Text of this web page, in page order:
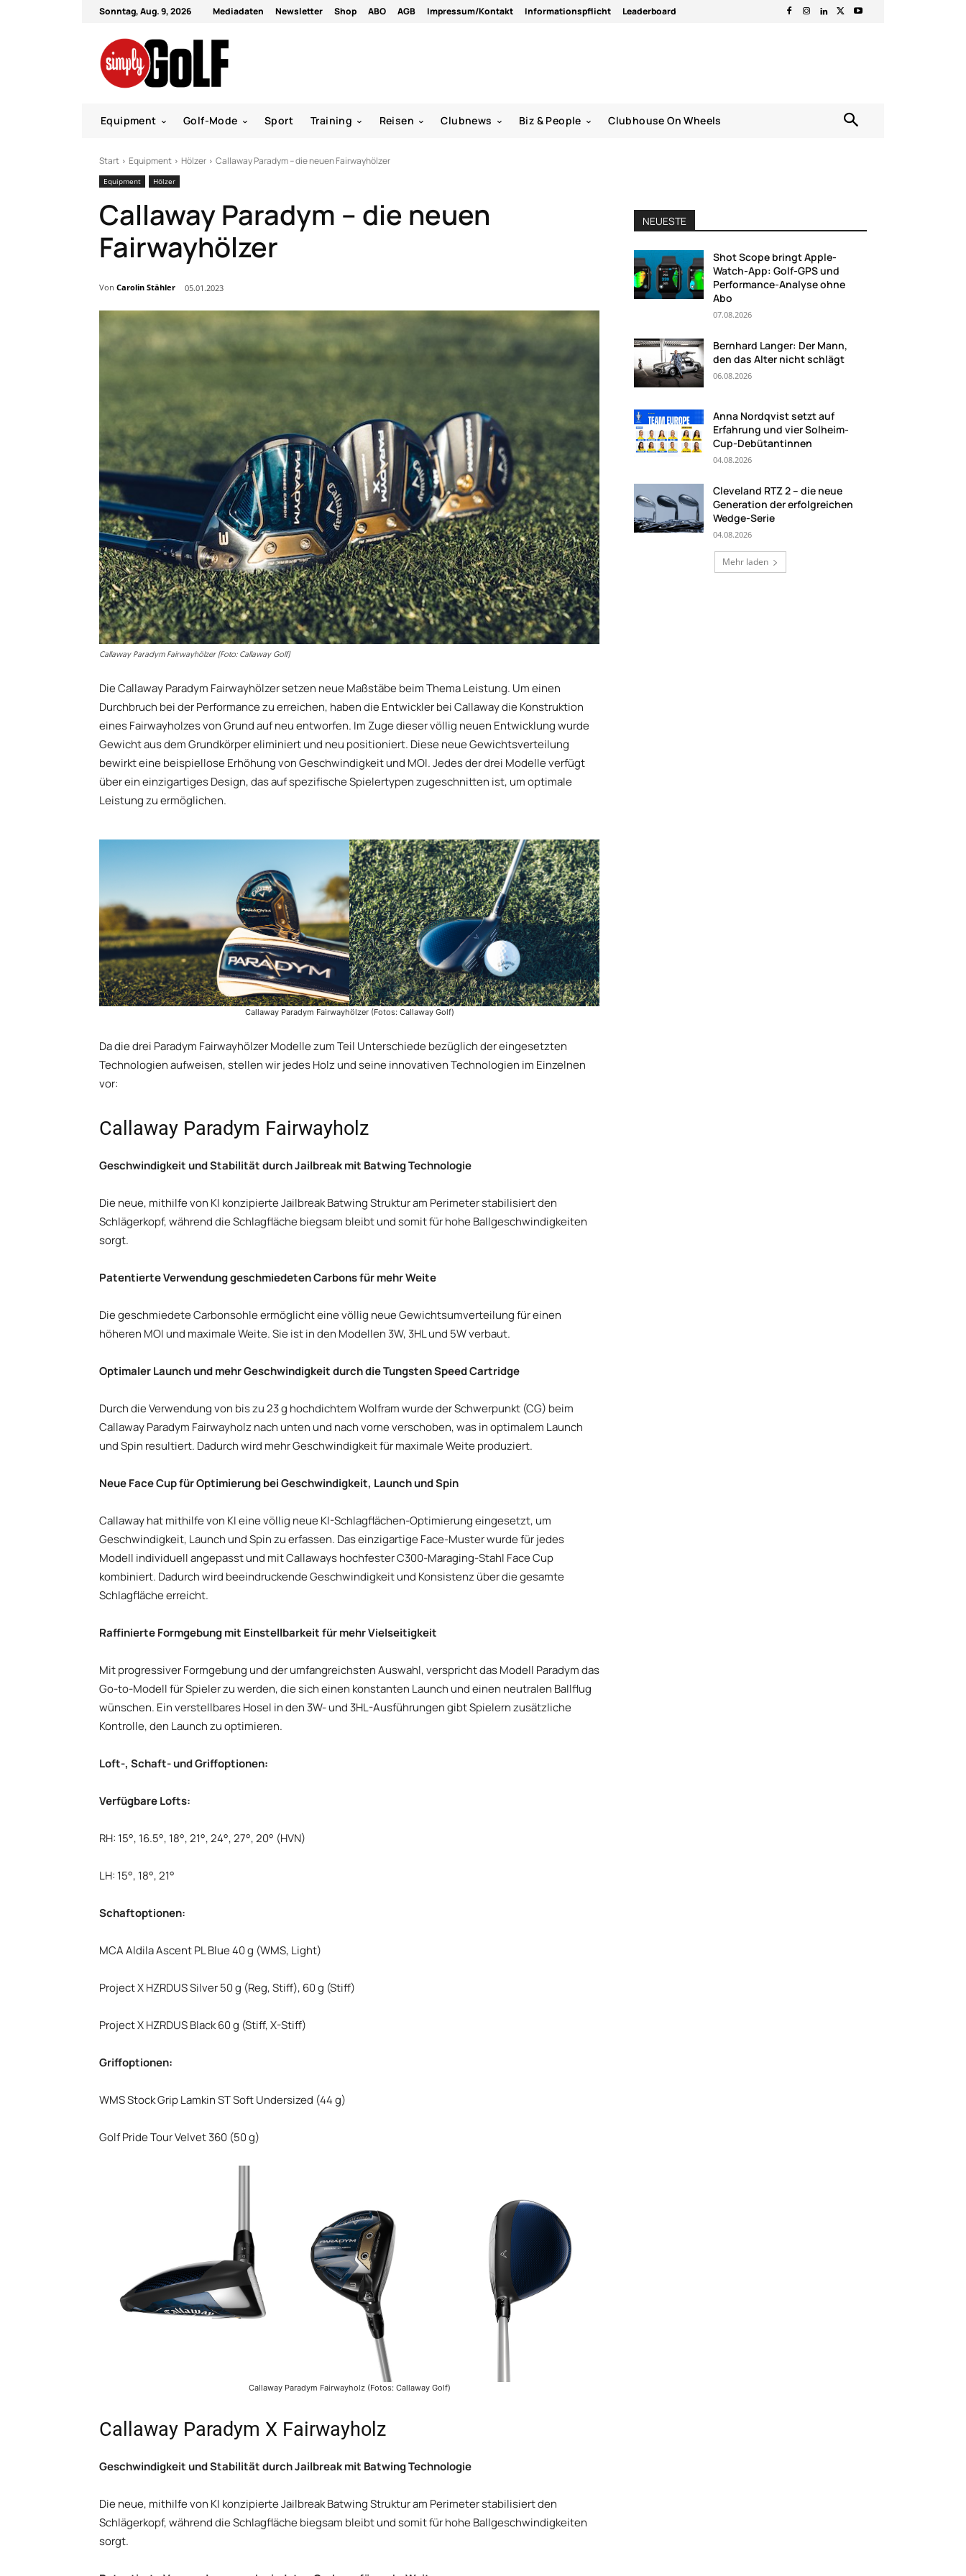
Sonntag, Aug. 9, 2026 Mediadaten Newsletter Shop ABO AGB Impressum/Kontakt Informationspflicht Leaderboard
Equipment Golf-Mode Sport Training Reisen Clubnews Biz & People Clubhouse On Wheels
Start Equipment Hölzer Callaway Paradym – die neuen Fairwayhölzer
Equipment Hölzer
Callaway Paradym – die neuen
Fairwayhölzer
Von Carolin Stähler 05.01.2023
Callaway Paradym Fairwayhölzer (Foto: Callaway Golf)
Die Callaway Paradym Fairwayhölzer setzen neue Maßstäbe beim Thema Leistung. Um einen
Durchbruch bei der Performance zu erreichen, haben die Entwickler bei Callaway die Konstruktion
eines Fairwayholzes von Grund auf neu entworfen. Im Zuge dieser völlig neuen Entwicklung wurde
Gewicht aus dem Grundkörper eliminiert und neu positioniert. Diese neue Gewichtsverteilung
bewirkt eine beispiellose Erhöhung von Geschwindigkeit und MOI. Jedes der drei Modelle verfügt
über ein einzigartiges Design, das auf spezifische Spielertypen zugeschnitten ist, um optimale
Leistung zu ermöglichen.
Callaway Paradym Fairwayhölzer (Fotos: Callaway Golf)
Da die drei Paradym Fairwayhölzer Modelle zum Teil Unterschiede bezüglich der eingesetzten
Technologien aufweisen, stellen wir jedes Holz und seine innovativen Technologien im Einzelnen
vor:
Callaway Paradym Fairwayholz
Geschwindigkeit und Stabilität durch Jailbreak mit Batwing Technologie
Die neue, mithilfe von KI konzipierte Jailbreak Batwing Struktur am Perimeter stabilisiert den
Schlägerkopf, während die Schlagfläche biegsam bleibt und somit für hohe Ballgeschwindigkeiten
sorgt.
Patentierte Verwendung geschmiedeten Carbons für mehr Weite
Die geschmiedete Carbonsohle ermöglicht eine völlig neue Gewichtsumverteilung für einen
höheren MOI und maximale Weite. Sie ist in den Modellen 3W, 3HL und 5W verbaut.
Optimaler Launch und mehr Geschwindigkeit durch die Tungsten Speed Cartridge
Durch die Verwendung von bis zu 23 g hochdichtem Wolfram wurde der Schwerpunkt (CG) beim
Callaway Paradym Fairwayholz nach unten und nach vorne verschoben, was in optimalem Launch
und Spin resultiert. Dadurch wird mehr Geschwindigkeit für maximale Weite produziert.
Neue Face Cup für Optimierung bei Geschwindigkeit, Launch und Spin
Callaway hat mithilfe von KI eine völlig neue KI-Schlagflächen-Optimierung eingesetzt, um
Geschwindigkeit, Launch und Spin zu erfassen. Das einzigartige Face-Muster wurde für jedes
Modell individuell angepasst und mit Callaways hochfester C300-Maraging-Stahl Face Cup
kombiniert. Dadurch wird beeindruckende Geschwindigkeit und Konsistenz über die gesamte
Schlagfläche erreicht.
Raffinierte Formgebung mit Einstellbarkeit für mehr Vielseitigkeit
Mit progressiver Formgebung und der umfangreichsten Auswahl, verspricht das Modell Paradym das
Go-to-Modell für Spieler zu werden, die sich einen konstanten Launch und einen neutralen Ballflug
wünschen. Ein verstellbares Hosel in den 3W- und 3HL-Ausführungen gibt Spielern zusätzliche
Kontrolle, den Launch zu optimieren.
Loft-, Schaft- und Griffoptionen:
Verfügbare Lofts:
RH: 15°, 16.5°, 18°, 21°, 24°, 27°, 20° (HVN)
LH: 15°, 18°, 21°
Schaftoptionen:
MCA Aldila Ascent PL Blue 40 g (WMS, Light)
Project X HZRDUS Silver 50 g (Reg, Stiff), 60 g (Stiff)
Project X HZRDUS Black 60 g (Stiff, X-Stiff)
Griffoptionen:
WMS Stock Grip Lamkin ST Soft Undersized (44 g)
Golf Pride Tour Velvet 360 (50 g)
Callaway Paradym Fairwayholz (Fotos: Callaway Golf)
Callaway Paradym X Fairwayholz
Geschwindigkeit und Stabilität durch Jailbreak mit Batwing Technologie
Die neue, mithilfe von KI konzipierte Jailbreak Batwing Struktur am Perimeter stabilisiert den
Schlägerkopf, während die Schlagfläche biegsam bleibt und somit für hohe Ballgeschwindigkeiten
sorgt.
NEUESTE
Shot Scope bringt Apple-
Watch-App: Golf-GPS und
Performance-Analyse ohne
Abo
07.08.2026
Bernhard Langer: Der Mann,
den das Alter nicht schlägt
06.08.2026
Anna Nordqvist setzt auf
Erfahrung und vier Solheim-
Cup-Debütantinnen
04.08.2026
Cleveland RTZ 2 – die neue
Generation der erfolgreichen
Wedge-Serie
04.08.2026
Mehr laden